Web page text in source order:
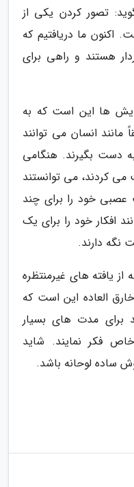
تصور کردن یکی از
اکنون ما دریافتیم که
هستند و راهی برای
ها این است که به
انسان می توانند
دست بگیرند. هنگامی
کردند، می توانستند
عصبی خود را برای چند
افکار خود را برای یک
نگه دارند.
یافته های غیرمنتظره
العاده این است که
برای مدت های بسیار
فکر نمایند. شاید
ساده لوحانه باشد.